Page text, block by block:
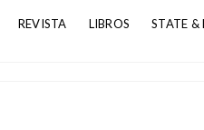
REVISTA LIBROS STATE &